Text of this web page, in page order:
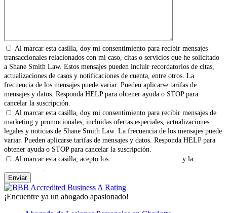
Al marcar esta casilla, doy mi consentimiento para recibir mensajes
transaccionales relacionados con mi caso, citas o servicios que he solicitado
a Shane Smith Law. Estos mensajes pueden incluir recordatorios de citas,
actualizaciones de casos y notificaciones de cuenta, entre otros. La
frecuencia de los mensajes puede variar. Pueden aplicarse tarifas de
mensajes y datos. Responda HELP para obtener ayuda o STOP para
cancelar la suscripción.
Al marcar esta casilla, doy mi consentimiento para recibir mensajes de
marketing y promocionales, incluidas ofertas especiales, actualizaciones
legales y noticias de Shane Smith Law. La frecuencia de los mensajes puede
variar. Pueden aplicarse tarifas de mensajes y datos. Responda HELP para
obtener ayuda o STOP para cancelar la suscripción.
Al marcar esta casilla, acepto los
y la
¡Encuentre ya un abogado apasionado!